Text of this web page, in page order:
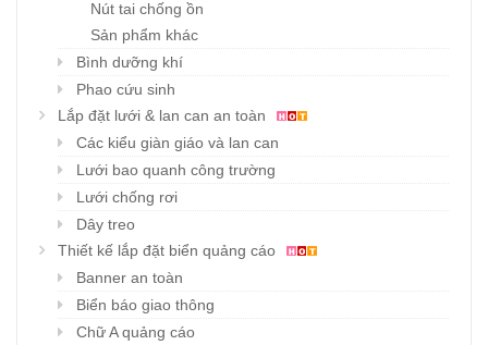
Nút tai chống ồn
Sản phẩm khác
Bình dưỡng khí
Phao cứu sinh
Lắp đặt lưới & lan can an toàn
Các kiểu giàn giáo và lan can
Lưới bao quanh công trường
Lưới chống rơi
Dây treo
Thiết kế lắp đặt biển quảng cáo
Banner an toàn
Biển báo giao thông
Chữ A quảng cáo